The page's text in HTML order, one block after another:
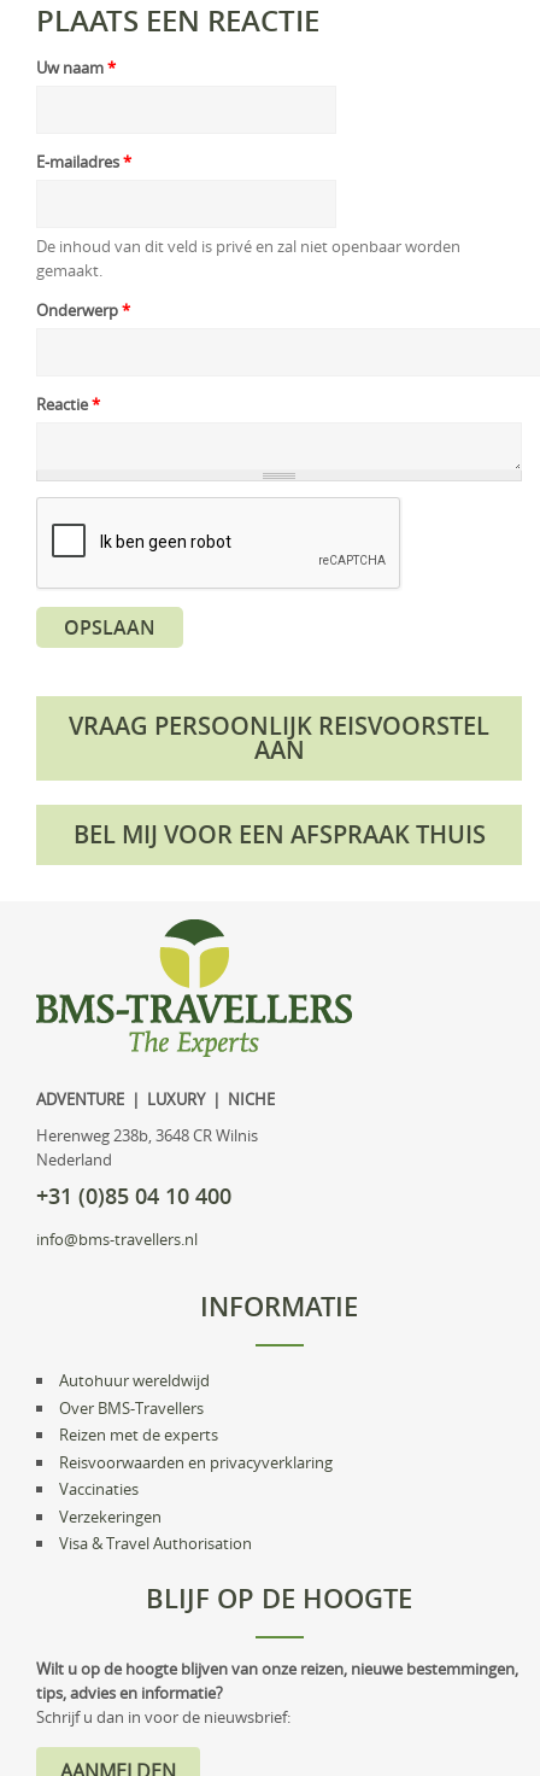
PLAATS EEN REACTIE
Uw naam*
E-mailadres*
De inhoud van dit veld is privé en zal niet openbaar worden
gemaakt.
Onderwerp*
Reactie*
OPSLAAN
VRAAG PERSOONLIJK REISVOORSTEL
AAN
BEL MIJ VOOR EEN AFSPRAAK THUIS
ADVENTURE | LUXURY | NICHE
Herenweg 238b, 3648 CR Wilnis
Nederland
+31 (0)85 04 10 400
info@bms-travellers.nl
INFORMATIE
Autohuur wereldwijd
Over BMS-Travellers
Reizen met de experts
Reisvoorwaarden en privacyverklaring
Vaccinaties
Verzekeringen
Visa & Travel Authorisation
BLIJF OP DE HOOGTE
Wilt u op de hoogte blijven van onze reizen, nieuwe bestemmingen,
tips, advies en informatie?
Schrijf u dan in voor de nieuwsbrief: